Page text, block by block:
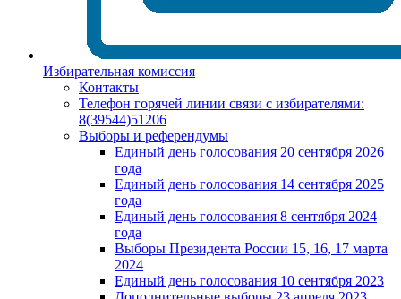
Избирательная комиссия
Контакты
Телефон горячей линии связи с избирателями:
8(39544)51206
Выборы и референдумы
Единый день голосования 20 сентября 2026
года
Единый день голосования 14 сентября 2025
года
Единый день голосования 8 сентября 2024
года
Выборы Президента России 15, 16, 17 марта
2024
Единый день голосования 10 сентября 2023